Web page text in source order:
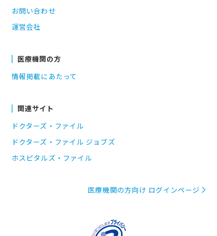
お問い合わせ
運営会社
医療機関の方
情報掲載にあたって
関連サイト
ドクターズ・ファイル
ドクターズ・ファイル ジョブズ
ホスピタルズ・ファイル
医療機関の方向け ログインページ